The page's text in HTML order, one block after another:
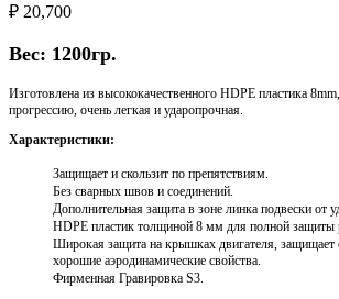
₽ 20,700
Вес: 1200гр.
Изготовлена из высококачественного HDPE пластика
прогрессию, очень легкая и ударопрочная.
Характеристики:
Защищает и скользит по препятствиям.
Без сварных швов и соединений.
Дополнительная защита в зоне линка подвески от
HDPE пластик толщиной 8 мм для полной защиты
Широкая защита на крышках двигателя, защищает
хорошие аэродинамические свойства.
Фирменная Гравировка S3.